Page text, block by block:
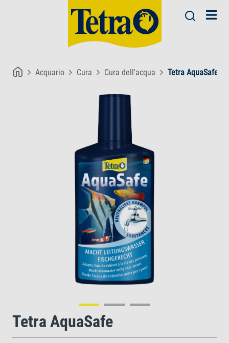
Acquario Cura Cura dell'acqua Tetra AquaSafe
Tetra AquaSafe